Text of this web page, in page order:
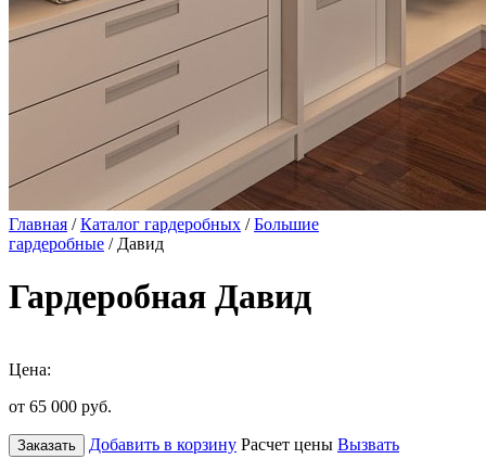
Главная /Каталог гардеробных /Большие
гардеробные / Давид
Гардеробная Давид
Цена:
от 65 000 руб.
Заказать Добавить в корзину Расчет цены Вызвать